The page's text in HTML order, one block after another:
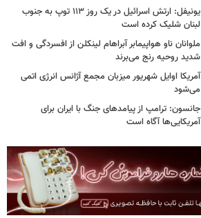
یونیفل: ارتش اسرائیل در یک روز ۱۱۳ توپ به جنوب
لبنان شلیک کرده است
ملوانان ناو هواپیمابر آبراهام لینکلن از افسردگی و افت
شدید روحیه رنج می‌برند
آمریکا اوایل شهریور میزبان مجمع آژانس انرژی اتمی
می‌شود
جانسون: ترامپ از پیامدهای جنگ با ایران برای
آمریکایی‌ها آگاه است